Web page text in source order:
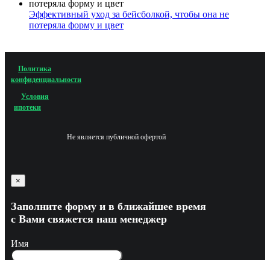
Эффективный уход за бейсболкой, чтобы она не
потеряла форму и цвет
Политика
конфиденциальности
Условия
ипотеки
Не является публичной офертой
×
Заполните форму и в ближайшее время
с Вами свяжется наш менеджер
Имя